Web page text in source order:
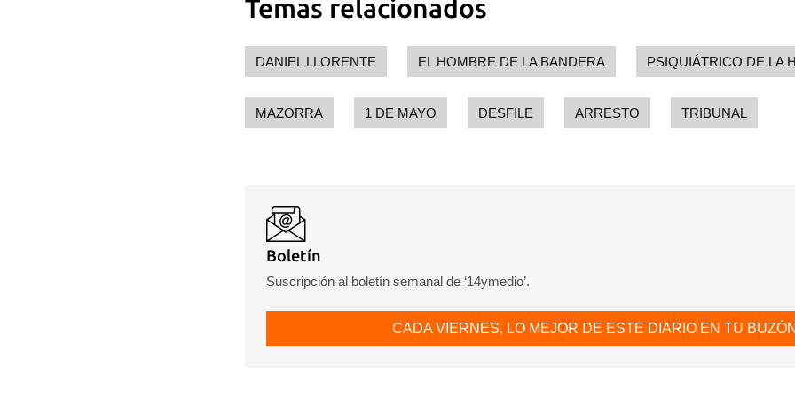
Temas relacionados
DANIEL LLORENTE EL HOMBRE DE LA BANDERA PSIQUIÁTRICO DE LA
MAZORRA 1 DE MAYO DESFILE ARRESTO TRIBUNAL
Boletín
Suscripción al boletín semanal de ‘14ymedio’.
CADA VIERNES, LO MEJOR DE ESTE DIARIO EN TU